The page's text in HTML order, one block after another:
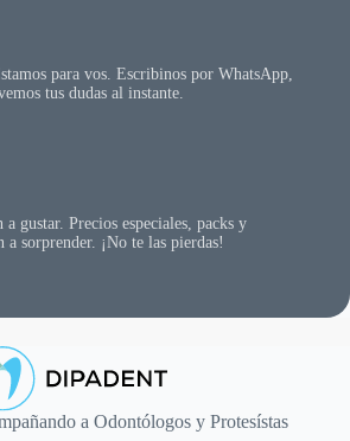
para vos. Escribinos por WhatsApp,
tus dudas al instante.
a gustar. Precios especiales, packs y
a sorprender. ¡No te las pierdas!
a Odontólogos y Protesístas